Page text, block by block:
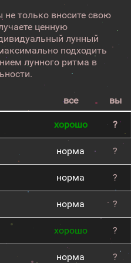
только вносите свою
ценную
лунный
подходить
лунного ритма в
все вы
хорошо ?
норма ?
норма ?
норма ?
хорошо ?
норма ?